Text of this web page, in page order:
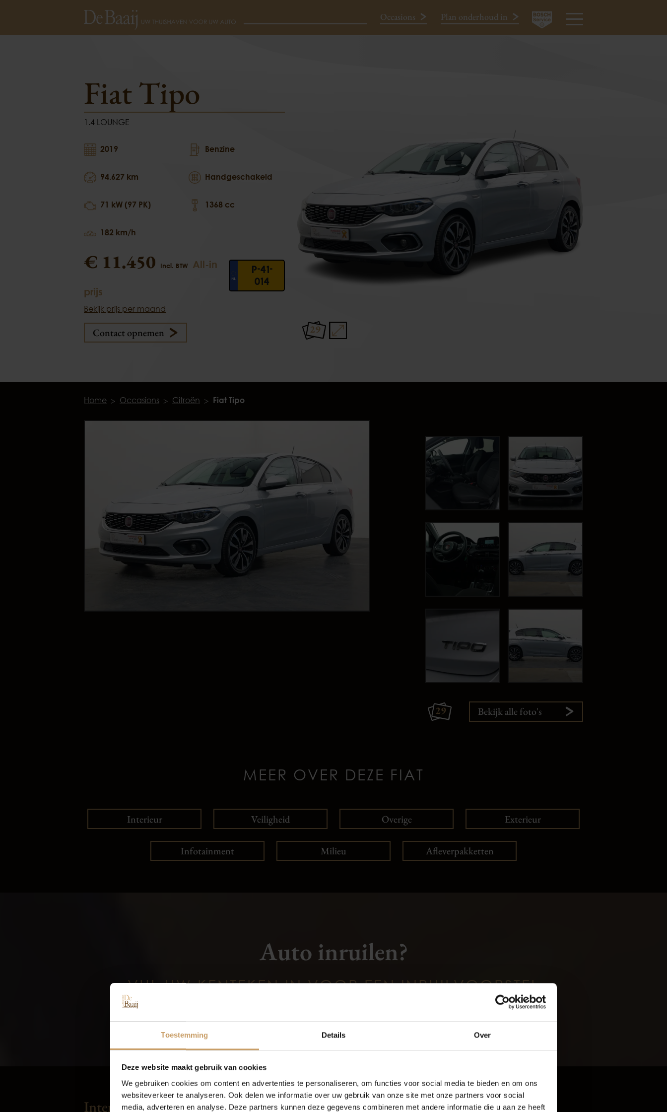
Toestemming Details Over
Deze website maakt gebruik van cookies
We gebruiken cookies om content en advertenties te personaliseren, om functies voor social media te bieden en om ons
websiteverkeer te analyseren. Ook delen we informatie over uw gebruik van onze site met onze partners voor social
media, adverteren en analyse. Deze partners kunnen deze gegevens combineren met andere informatie die u aan ze heeft
Occasions Plan onderhoud in
Fiat Tipo
1.4 LOUNGE
2019
94.627 km
71 kW (97 PK)
182 km/h
Benzine
Handgeschakeld
1368 cc
€ 11.450 Incl. BTW All-in
prijs
P-41-
014
Bekijk prijs per maand
Contact opnemen 29
Home Occasions Citroën Fiat Tipo
29 Bekijk alle foto's
MEER OVER DEZE FIAT
Interieur Veiligheid Overige Exterieur
Infotainment Milieu Afleverpakketten
Auto inruilen?
VUL UW KENTEKEN IN VOOR EEN INRUILVOORSTEL
Interieur Veiligheid Overige Exterieur
Autolease
Financiering
Over Autobedrijf De Baaij
Blogs